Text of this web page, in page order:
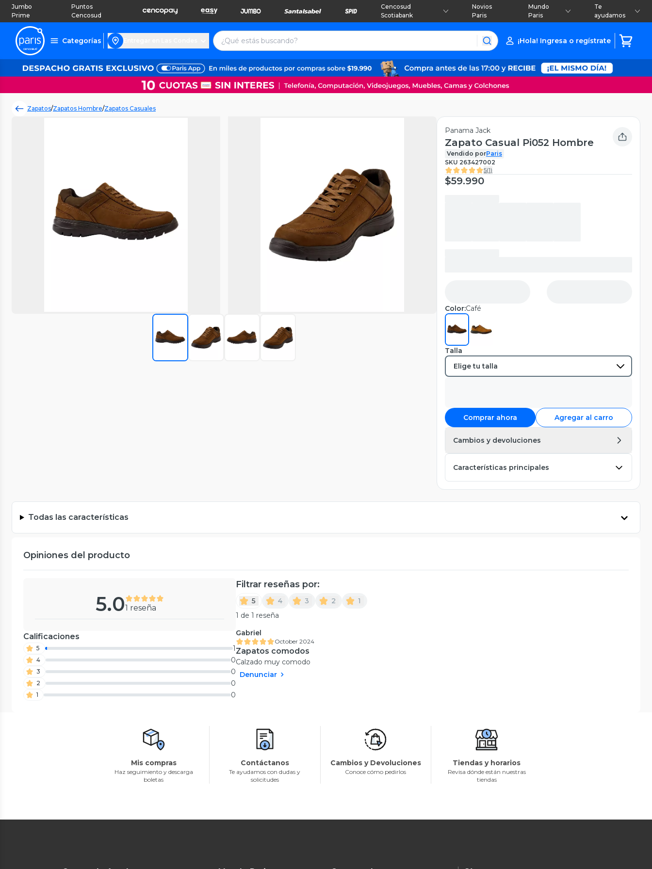
Jumbo
Prime
Puntos
Cencosud
Cencosud
Scotiabank
Novios
Paris
Mundo
Paris
Te
ayudamos
Categorías ¡Hola! Ingresa o regístrate
Zapatos/Zapatos Hombre/Zapatos Casuales
Panama Jack
Zapato Casual Pi052 Hombre
Vendido porParis
SKU 263427002
5(1)
$59.990
Color:Café
Talla
Comprar ahora Agregar al carro
Cambios y devoluciones
Características principales
Todas las características
Opiniones del producto
5.01 reseña
Calificaciones
5 1
4 0
3 0
2 0
1 0
Filtrar reseñas por:
5 4 3 2
1
1 de 1 reseña
Gabriel
October 2024
Zapatos comodos
Calzado muy comodo
Denunciar
Mis compras
Haz seguimiento y descarga
boletas
Contáctanos
Te ayudamos con dudas y
solicitudes
Cambios y Devoluciones
Conoce cómo pedirlos
Tiendas y horarios
Revisa dónde están nuestras
tiendas